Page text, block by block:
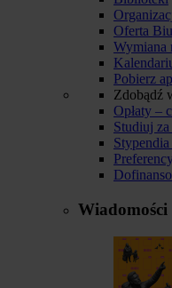
Oferta
Wymiana
Pobierz
Zdobądź
Opłaty –
Studiuj